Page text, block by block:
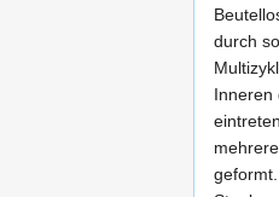
durch
Inneren